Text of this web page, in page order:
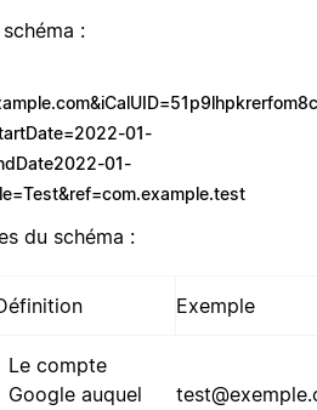
:
&
01-
01-
du schéma :
Exemple
Le compte
Google auquel